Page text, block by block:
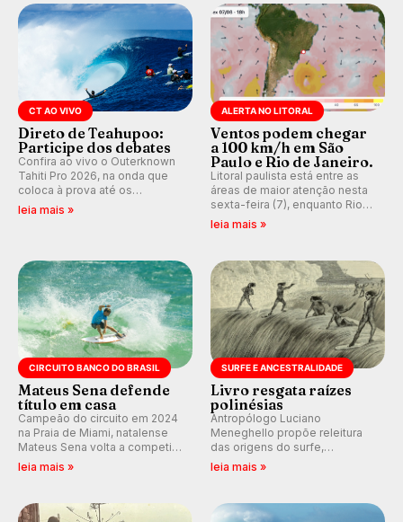
CT AO VIVO
Direto de Teahupoo:
Participe dos debates
Confira ao vivo o Outerknown
Tahiti Pro 2026, na onda que
coloca à prova até os
melhores surfistas do mundo.
Participe dos comentários e
etapas da WSL.
leia mais »
ALERTA NO LITORAL
Ventos podem chegar
a 100 km/h em São
Paulo e Rio de Janeiro.
Litoral paulista está entre as
áreas de maior atenção nesta
sexta-feira (7), enquanto Rio
de Janeiro também recebe
alerta para ventos fortes.
km/h em Itanhaém.
leia mais »
CIRCUITO BANCO DO BRASIL
Mateus Sena defende
título em casa
Campeão do circuito em 2024
na Praia de Miami, natalense
Mateus Sena volta a competir
em casa em busca de manter a
hegemonia potiguar em etapa
leia mais »
SURFE E ANCESTRALIDADE
Livro resgata raízes
polinésias
Antropólogo Luciano
Meneghello propõe releitura
das origens do surfe,
resgatando a cultura polinésia
e questionando a visão
prática em esporte e indústria.
leia mais »